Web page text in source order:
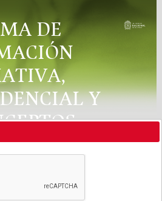
DE
Y
LEGAL"